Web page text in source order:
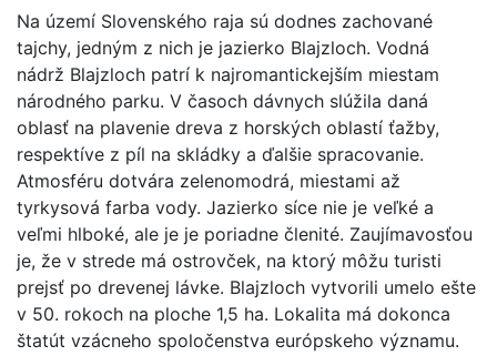
Na území Slovenského raja sú dodnes zachované
tajchy, jedným z nich je jazierko Blajzloch. Vodná
nádrž Blajzloch patrí k najromantickejším miestam
národného parku. V časoch dávnych slúžila daná
oblasť na plavenie dreva z horských oblastí ťažby,
respektíve z píl na skládky a ďalšie spracovanie.
Atmosféru dotvára zelenomodrá, miestami až
tyrkysová farba vody. Jazierko síce nie je veľké a
veľmi hlboké, ale je je poriadne členité. Zaujímavosťou
je, že v strede má ostrovček, na ktorý môžu turisti
prejsť po drevenej lávke. Blajzloch vytvorili umelo ešte
v 50. rokoch na ploche 1,5 ha. Lokalita má dokonca
štatút vzácneho spoločenstva európskeho významu.